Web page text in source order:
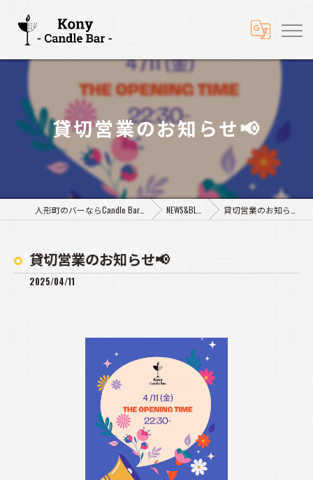
貸切営業のお知らせ📢
人形町のバーならCandle Bar Kony NEWS&BLOG 貸切営業のお知らせ📢
貸切営業のお知らせ📢
2025/04/11